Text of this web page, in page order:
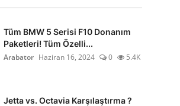
Tüm BMW 5 Serisi F10 Donanım
Paketleri! Tüm Özelli...
Arabator Haziran 16, 2024 0 5.4K
Jetta vs. Octavia Karşılaştırma ?